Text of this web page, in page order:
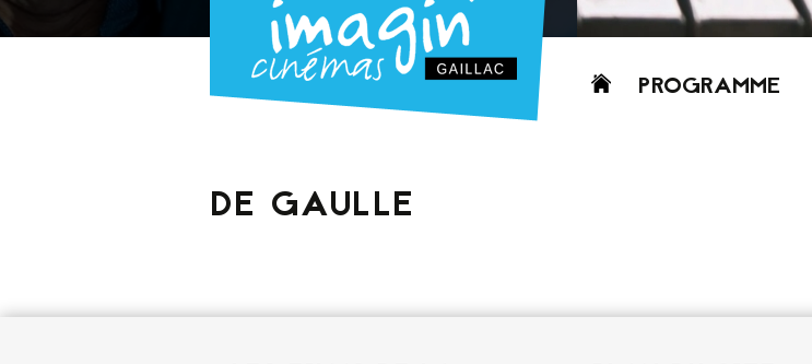
Aller
PROGRAMME
PDF
DE GAULLE